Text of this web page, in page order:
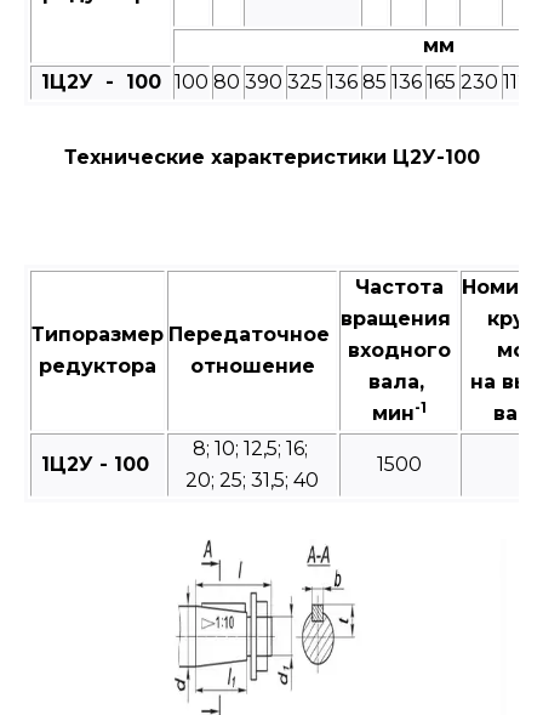
мм
1Ц2У - 100
100 80 390 325 136 85 136 165 230 112
Технические характеристики Ц2У-100
Типоразмер
редуктора
Передаточное
отношение
Частота
вращения
входного
вала,
мин-1
на
1Ц2У - 100
8; 10; 12,5; 16;
20; 25; 31,5; 40
1500